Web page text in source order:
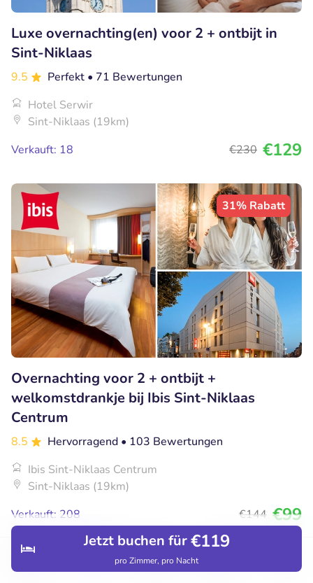
Entdecken Restaurants Buchungen
Jetzt buchen für€119
pro Zimmer, pro Nacht
Luxe overnachting(en) voor 2 + ontbijt in
Sint-Niklaas
9.5 Perfekt • 71 Bewertungen
Hotel Serwir
Sint-Niklaas (19km)
Verkauft: 18
€230 €129
31% Rabatt
Overnachting voor 2 + ontbijt +
welkomstdrankje bij Ibis Sint-Niklaas
Centrum
8.5 Hervorragend • 103 Bewertungen
Ibis Sint-Niklaas Centrum
Sint-Niklaas (19km)
Verkauft: 208
€144 €99